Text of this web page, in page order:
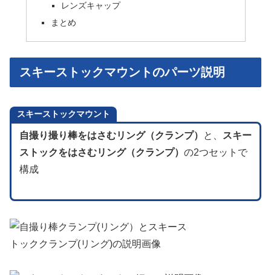
レンズキャップ
まとめ
スキーストックマウントのパーツ説明
スキーストックマウント
自撮り撮り棒をはさむリング（クランプ） と、
スキー
ストックをはさむリング（クランプ） の2つセットで
構成